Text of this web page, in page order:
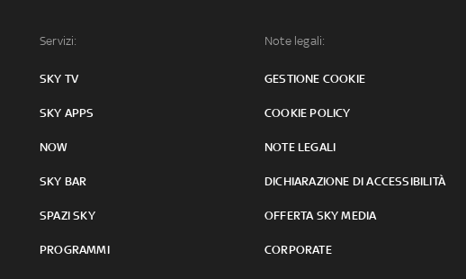
Servizi:
SKY TV
SKY APPS
NOW
SKY BAR
SPAZI SKY
PROGRAMMI
Note legali:
GESTIONE COOKIE
COOKIE POLICY
NOTE LEGALI
DICHIARAZIONE DI ACCESSIBILITÀ
OFFERTA SKY MEDIA
CORPORATE